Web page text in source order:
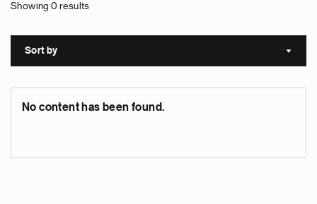
Showing 0 results
Sort by Sort
No content has been found.